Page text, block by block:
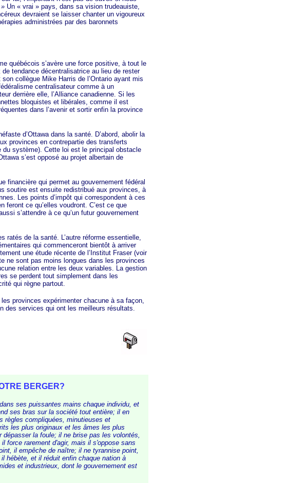
Un « vrai » pays, dans sa vision trudeauiste,
devraient se laisser chanter un vigoureux
administrées par des baronnets
s’avère une force positive, à tout le
tendance décentralisatrice au lieu de rester
collègue Mike Harris de l’Ontario ayant mis
centralisateur comme à un
derrière elle, l’Alliance canadienne. Si les
bloquistes et libérales, comme il est
dans l’avenir et sortir enfin la province
d’Ottawa dans la santé. D’abord, abolir la
provinces en contrepartie des transferts
système). Cette loi est le principal obstacle
s’est opposé au projet albertain de
qui permet au gouvernement fédéral
soutire est ensuite redistribué aux provinces, à
Les points d’impôt qui correspondent à ces
ce qu’elles voudront. C’est ce que
s’attendre à ce qu’un futur gouvernement
de la santé. L’autre réforme essentielle,
qui commenceront bientôt à arriver
une étude récente de l’Institut Fraser (voir
ne sont pas moins longues dans les provinces
relation entre les deux variables. La gestion
se perdent tout simplement dans les
qui règne partout.
provinces expérimenter chacune à sa façon,
des services qui ont les meilleurs résultats.
BERGER?
ses puissantes mains chaque individu, et
ses bras sur la société tout entière; il en
règles compliquées, minutieuses et
les plus originaux et les âmes les plus
dépasser la foule; il ne brise pas les volontés,
force rarement d'agir, mais il s'oppose sans
il empêche de naître; il ne tyrannise point,
hébète, et il réduit enfin chaque nation à
et industrieux, dont le gouvernement est